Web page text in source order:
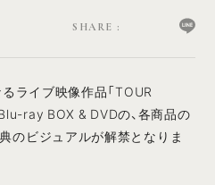
ライブ映像作品「TOUR
ray BOX & DVDの、各商品の
のビジュアルが解禁となりま